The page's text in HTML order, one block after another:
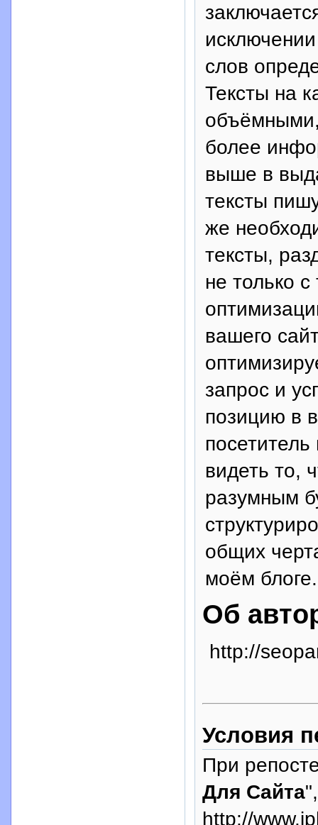
слов
Тексты на
объёмными,
более
выше в
тексты
же
тексты,
не только
вашего
запрос и
позицию в
видеть то,
разумным
общих
моём блоге.
Об
http://
Условия
При
Для Сайта
http://